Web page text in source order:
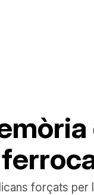
forçats per